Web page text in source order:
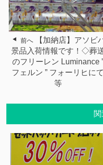
前へ
【加納店】アソビ
景品入荷情報です！◇葬
のフリーレン Luminance
フェルン ” フォーリヒにて
等